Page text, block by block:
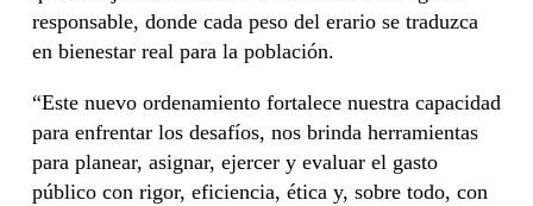
responsable, donde cada peso del erario se traduzca
en bienestar real para la población.
“Este nuevo ordenamiento fortalece nuestra capacidad
para enfrentar los desafíos, nos brinda herramientas
para planear, asignar, ejercer y evaluar el gasto
público con rigor, eficiencia, ética y, sobre todo, con